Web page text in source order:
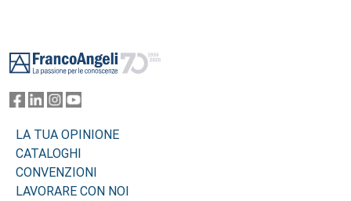
LA TUA OPINIONE
CATALOGHI
CONVENZIONI
LAVORARE CON NOI